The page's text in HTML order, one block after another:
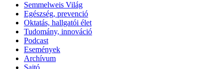
Semmelweis Világ
Egészség, prevenció
Oktatás, hallgatói élet
Tudomány, innováció
Podcast
Események
Archívum